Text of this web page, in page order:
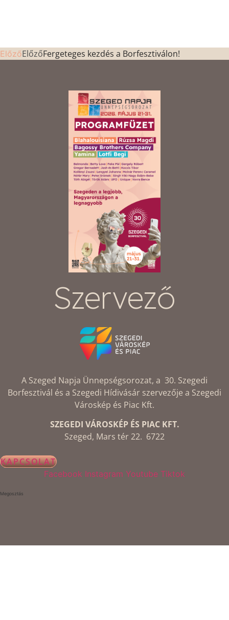
ElőzőElőzőFergeteges kezdés a Borfesztiválon!
Szervező
A Szeged Napja Ünnepségsorozat, a 30. Szegedi
Borfesztivál és a Szegedi Hídivásár szervezője a Szegedi
Városkép és Piac Kft.
SZEGEDI VÁROSKÉP ÉS PIAC KFT.
Szeged, Mars tér 22. 6722
KAPCSOLAT
Facebook Instagram Youtube Tiktok
Megosztás